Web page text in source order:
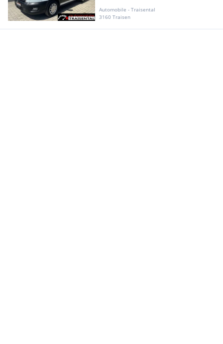
Automobile - Traisental
3160 Traisen